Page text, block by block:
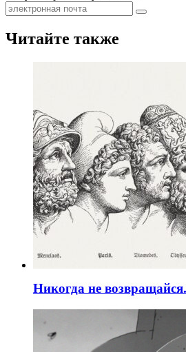
Читайте также
Никогда не